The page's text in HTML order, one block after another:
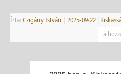
Írta: Czigány István 2025-09-22
a